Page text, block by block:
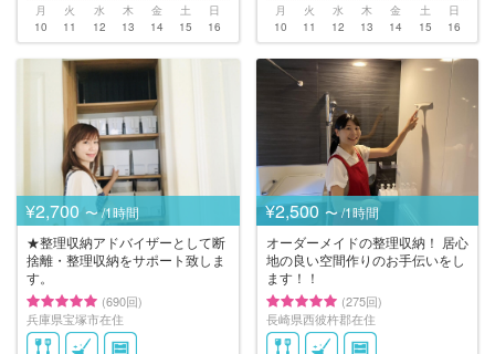
月
10
火
11
水
12
木
13
金
14
土
15
日
16
月
10
火
11
水
12
木
13
金
14
土
15
日
16
¥2,700 〜 /1時間
★整理収納アドバイザーとして断
捨離・整理収納をサポート致しま
す。
(690回)
兵庫県宝塚市在住
¥2,500 〜 /1時間
オーダーメイドの整理収納！ 居心
地の良い空間作りのお手伝いをし
ます！！
(275回)
長崎県西彼杵郡在住